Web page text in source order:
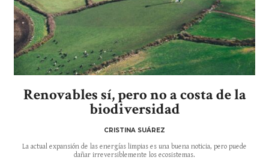
Renovables sí, pero no a costa de la
biodiversidad
CRISTINA SUÁREZ
La actual expansión de las energías limpias es una buena noticia, pero puede
dañar irreversiblemente los ecosistemas.